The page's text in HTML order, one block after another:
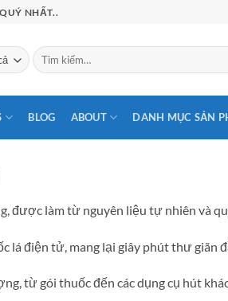
NHẤT..
Tìm
kiếm:
BLOG ABOUT DANH MỤC SẢN
được làm từ nguyên liệu tự nhiên và
lá điện tử, mang lại giây phút thư giãn
từ gói thuốc đến các dụng cụ hút